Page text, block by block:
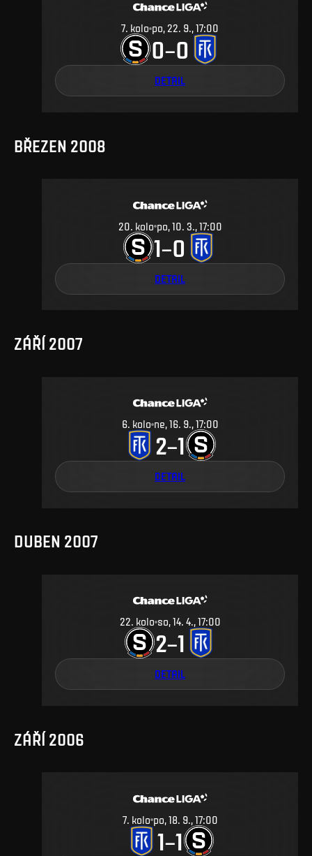
7. kolo po, 22. 9., 17:00
0–0
DETAIL
BŘEZEN 2008
20. kolo po, 10. 3., 17:00
1–0
DETAIL
ZÁŘÍ 2007
6. kolo ne, 16. 9., 17:00
2–1
DETAIL
DUBEN 2007
22. kolo so, 14. 4., 17:00
2–1
DETAIL
ZÁŘÍ 2006
7. kolo po, 18. 9., 17:00
1–1